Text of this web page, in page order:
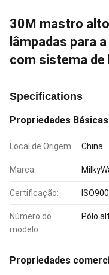
30M mastro
lâmpadas para
com sistema
Specifications
Propriedades Básicas
Local de Origem: China
Marca:
Certificação:
Número do
modelo:
Pólo
Propriedades